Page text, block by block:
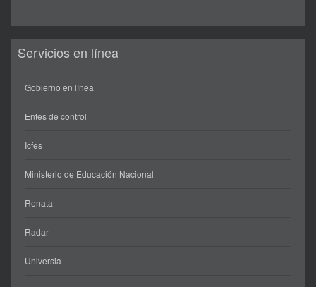
Servicios en línea
Gobierno en línea
Entes de control
Icfes
Ministerio de Educación Nacional
Renata
Radar
Universia